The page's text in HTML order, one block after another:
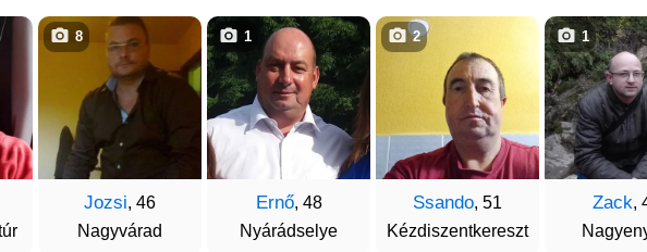
Jozsi, 46
Nagyvárad
8
Ernő, 48
Nyárádselye
1
Ssando, 51
Kézdiszentkereszt
2
Zack,
1